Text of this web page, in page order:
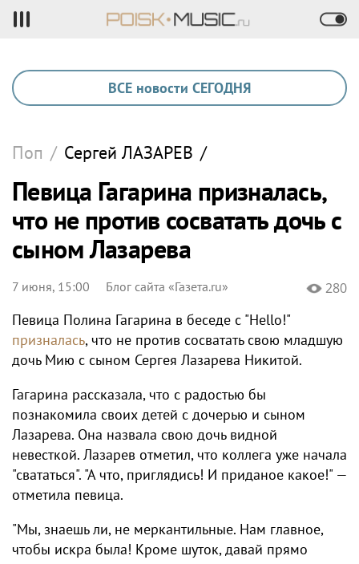
ВСЕ новости СЕГОДНЯ
Поп / Сергей ЛАЗАРЕВ /
Певица Гагарина призналась,
что не против сосватать дочь с
сыном Лазарева
7 июня, 15:00 Блог сайта «Газета.ru» 280
Певица Полина Гагарина в беседе с "Hello!"
призналась, что не против сосватать свою младшую
дочь Мию с сыном Сергея Лазарева Никитой.
Гагарина рассказала, что с радостью бы
познакомила своих детей с дочерью и сыном
Лазарева. Она назвала свою дочь видной
невесткой. Лазарев отметил, что коллега уже начала
"свататься". "А что, приглядись! И приданое какое!" —
отметила певица.
"Мы, знаешь ли, не меркантильные. Нам главное,
чтобы искра была! Кроме шуток, давай прямо